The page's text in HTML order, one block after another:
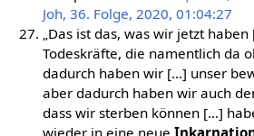
Joh, 36. Folge, 2020, 01:04:27
„Das ist das, was wir jetzt
Todeskräfte, die namentlich da
dadurch haben wir […] unser
aber dadurch haben wir auch
dass wir sterben können […]